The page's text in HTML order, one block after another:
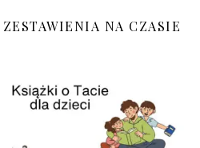
ZESTAWIENIA NA CZASIE